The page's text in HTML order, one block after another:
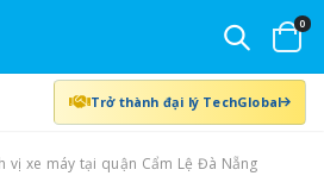
0
Trở thành đại lý TechGlobal
vị xe máy tại quận Cẩm Lệ Đà Nẵng